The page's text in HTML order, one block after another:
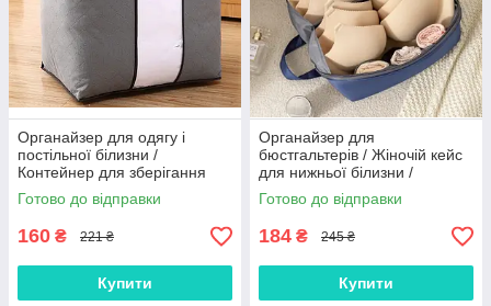
Органайзер для одягу і
постільної білизни /
Контейнер для зберігання
речей / Коробка для
гардеробу
Готово до відправки
160 ₴ 221 ₴
Купити
Органайзер для
бюстгальтерів / Жіночій кейс
для нижньої білизни /
Органайзер для зберігання
білизни
Готово до відправки
184 ₴ 245 ₴
Купити